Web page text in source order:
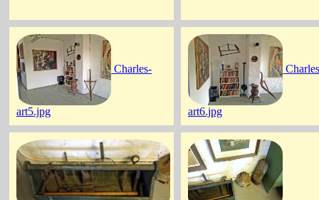
Charles-
art5.jpg art6.jpg